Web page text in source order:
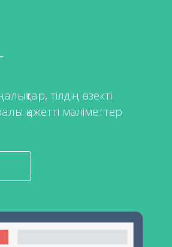
тілдің өзекті
қажетті мәліметтер